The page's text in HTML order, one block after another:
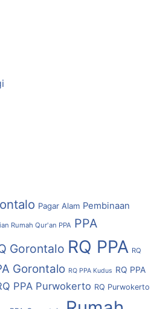
Pagar Alam Pembinaan
Rumah Qur'an PPA PPA
Gorontalo RQ PPA RQ
Gorontalo RQ PPA Kudus RQ PPA
PPA Purwokerto RQ Purwokerto